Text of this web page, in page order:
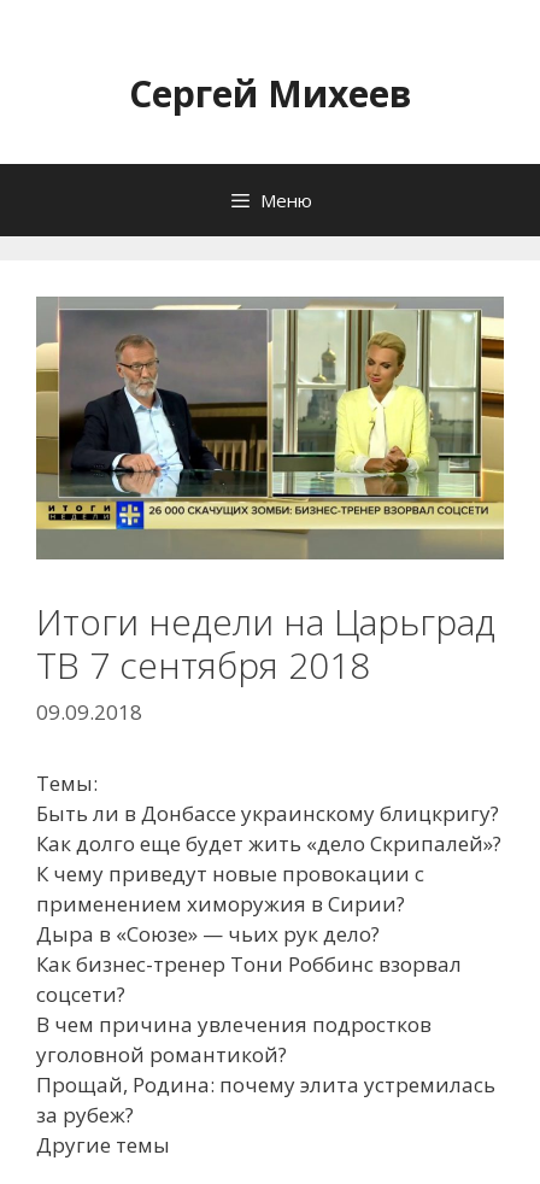
содержимомуСергей Михеев
Меню
Итоги недели на Царьград
ТВ 7 сентября 2018
09.09.2018
Темы:
Быть ли в Донбассе украинскому блицкригу?
Как долго еще будет жить «дело Скрипалей»?
К чему приведут новые провокации с
применением химоружия в Сирии?
Дыра в «Союзе» — чьих рук дело?
Как бизнес-тренер Тони Роббинс взорвал
соцсети?
В чем причина увлечения подростков
уголовной романтикой?
Прощай, Родина: почему элита устремилась
за рубеж?
Другие темы